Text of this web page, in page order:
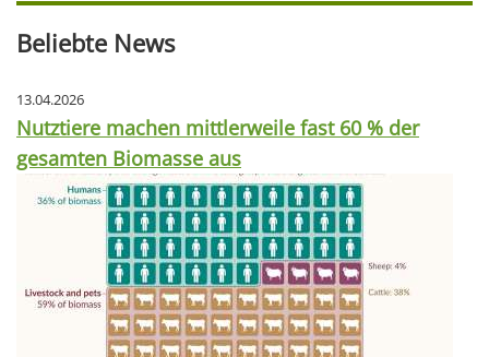
Beliebte News
13.04.2026
Nutztiere machen mittlerweile fast 60 % der
gesamten Biomasse aus